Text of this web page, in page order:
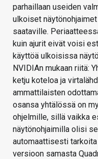
parhaillaan useiden
ulkoiset
saataville.
kuin ajurit eivät voisi
käyttöä ulkoisissa
NVIDIAn mukaan riitä:
ketju koteloa ja
ammattilaisten
osansa yhtälössä on
ohjelmille, sillä vaikka
näytönohjaimilla olisi
automaattisesti
versioon samasta